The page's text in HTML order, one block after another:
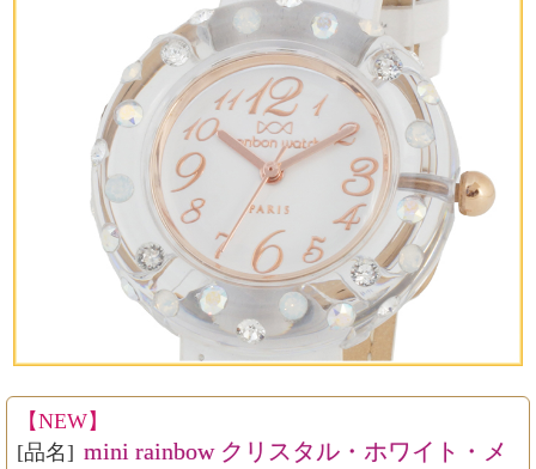
【NEW】
[品名] mini rainbow クリスタル・ホワイト・メ